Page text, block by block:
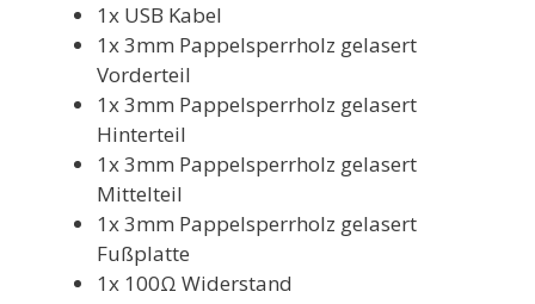
1x USB Kabel
1x 3mm Pappelsperrholz gelasert
Vorderteil
1x 3mm Pappelsperrholz gelasert
Hinterteil
1x 3mm Pappelsperrholz gelasert
Mittelteil
1x 3mm Pappelsperrholz gelasert
Fußplatte
1x 100Ω Widerstand